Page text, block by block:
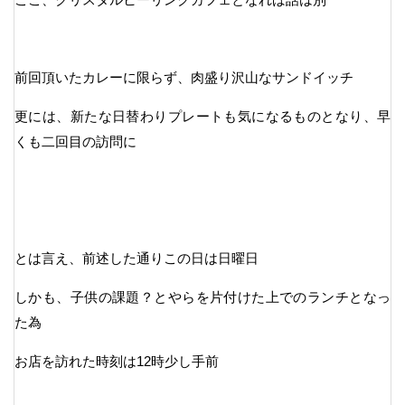
前回頂いたカレーに限らず、肉盛り沢山なサンドイッチ
更には、新たな日替わりプレートも気になるものとなり、早
くも二回目の訪問に
とは言え、前述した通りこの日は日曜日
しかも、子供の課題？とやらを片付けた上でのランチとなっ
た為
お店を訪れた時刻は12時少し手前